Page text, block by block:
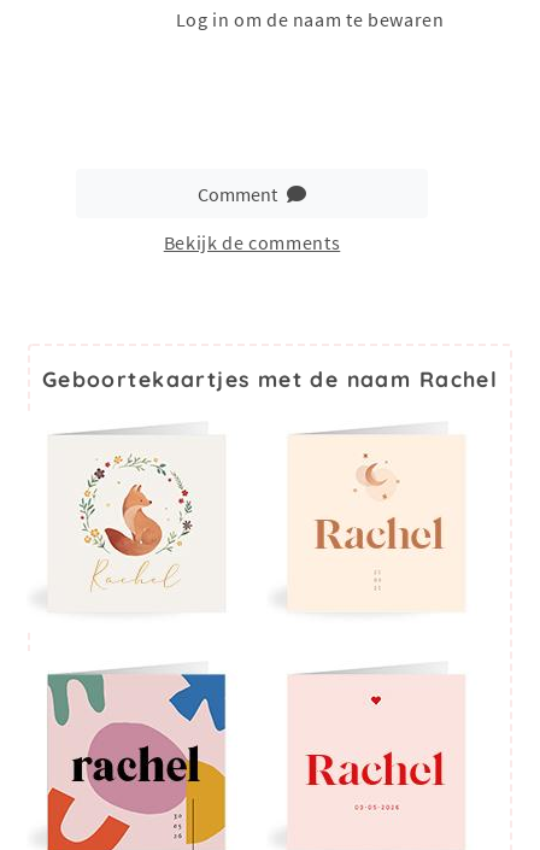
Log in om de naam te bewaren
Comment
Bekijk de comments
Geboortekaartjes met de naam Rachel